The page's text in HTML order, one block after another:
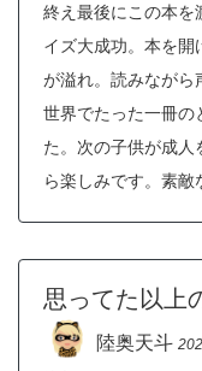
終え最後にこの本を
イズ大成功。本を開
が溢れ。読みながら
世界でたった一冊の
た。次の子供が成人
ら楽しみです。素敵
思ってた以上
陸奥天斗